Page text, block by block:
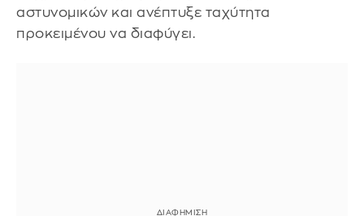
αστυνομικών και ανέπτυξε ταχύτητα
προκειμένου να διαφύγει.